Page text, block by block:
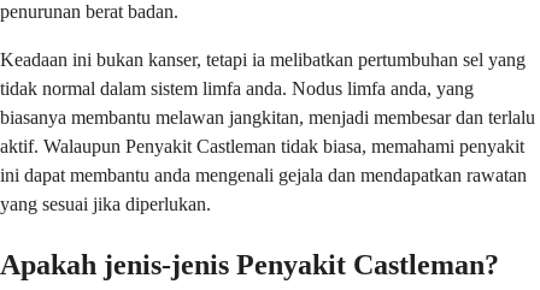
penurunan berat badan.
Keadaan ini bukan kanser, tetapi ia melibatkan pertumbuhan sel yang
tidak normal dalam sistem limfa anda. Nodus limfa anda, yang
biasanya membantu melawan jangkitan, menjadi membesar dan terlalu
aktif. Walaupun Penyakit Castleman tidak biasa, memahami penyakit
ini dapat membantu anda mengenali gejala dan mendapatkan rawatan
yang sesuai jika diperlukan.
Apakah jenis-jenis Penyakit Castleman?